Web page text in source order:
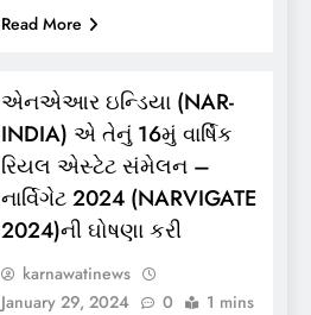
Read More
એનએઆર ઇન્ડિયા (NAR-
INDIA) એ તેનું 16મું વાર્ષિક
રિયલ એસ્ટેટ સંમેલન –
નાર્વિગેટ 2024 (NARVIGATE
2024)ની ઘોષણા કરી
karnawatinews
January 29, 2024
0 1 mins